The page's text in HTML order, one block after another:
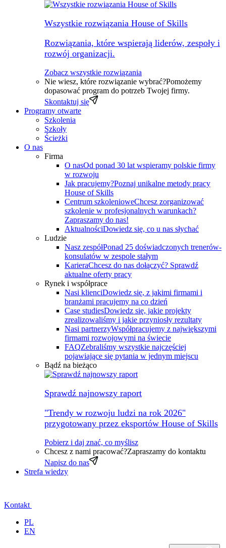
Wszystkie rozwiązania House of Skills
Rozwiązania, które wspierają liderów, zespoły i
rozwój organizacji.
Zobacz wszystkie rozwiązania
Nie wiesz, które rozwiązanie wybrać?Pomożemy
dopasować program do potrzeb Twojej firmy.
Skontaktuj się
Programy otwarte
Szkolenia
Szkoły
Ścieżki
O nas
Firma
O nasOd ponad 30 lat wspieramy polskie firmy
w rozwoju
Jak pracujemy?Poznaj unikalne metody pracy
House of Skills
Centrum szkolenioweChcesz zorganizować
szkolenie w profesjonalnych warunkach?
Zapraszamy do nas!
AktualnościDowiedz się, co u nas słychać
Ludzie
Nasz zespółPonad 25 doświadczonych trenerów-
konsulatów w zespole stałym
KarieraChcesz do nas dołączyć? Sprawdź
aktualne oferty pracy
Rynek i współprace
Nasi klienciDowiedz się, z jakimi firmami i
branżami pracujemy na co dzień
Case studiesDowiedz się, jakie projekty
zrealizowaliśmy i jakie przyniosły rezultaty
Nasi partnerzyWspółpracujemy z największymi
firmami rozwojowymi na świecie
FAQZebraliśmy wszystkie najczęściej
pojawiające się pytania w jednym miejscu
Bądź na bieżąco
Sprawdź najnowszy raport
"Trendy w rozwoju ludzi na rok 2026"
przygotowany przez eksportów House of Skills
Pobierz i daj znać, co myślisz
Chcesz z nami pracować?Zapraszamy do kontaktu
Napisz do nas
Strefa wiedzy
Kontakt
PL
EN